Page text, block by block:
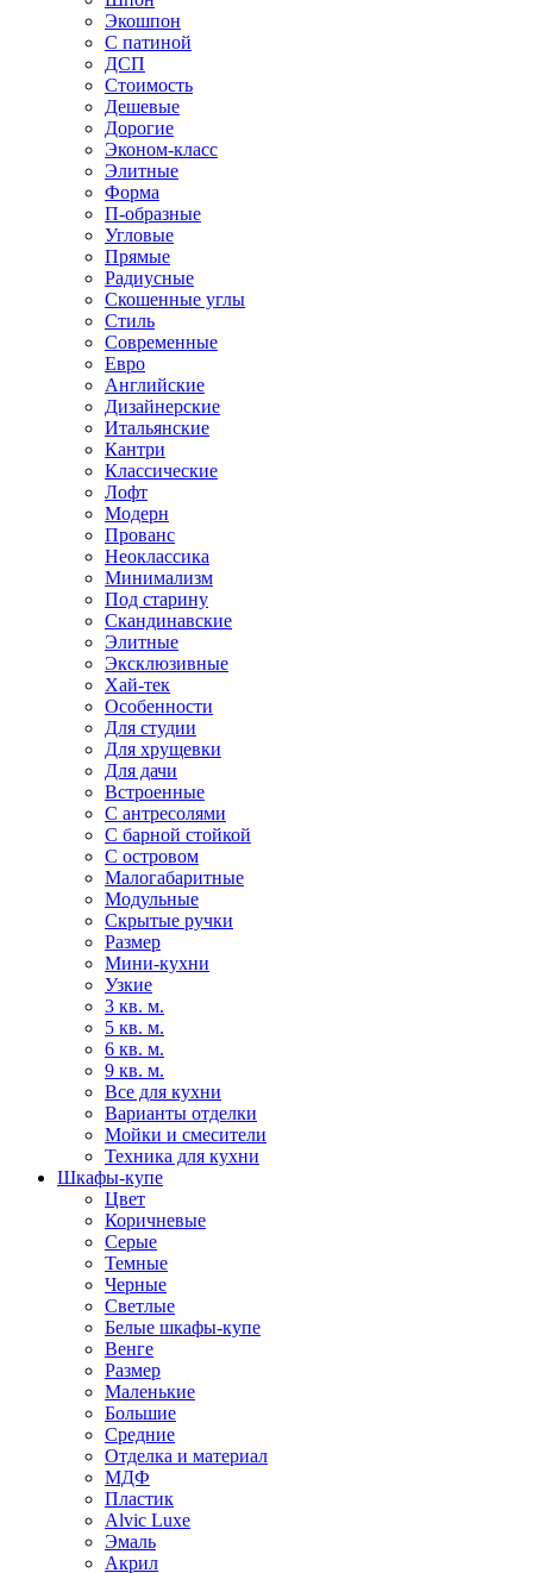
Экошпон
С патиной
ДСП
Стоимость
Дешевые
Дорогие
Эконом-класс
Элитные
Форма
П-образные
Угловые
Прямые
Радиусные
Скошенные углы
Стиль
Современные
Евро
Английские
Дизайнерские
Итальянские
Кантри
Классические
Лофт
Модерн
Прованс
Неоклассика
Минимализм
Под старину
Скандинавские
Элитные
Эксклюзивные
Хай-тек
Особенности
Для студии
Для хрущевки
Для дачи
Встроенные
С антресолями
С барной стойкой
С островом
Малогабаритные
Модульные
Скрытые ручки
Размер
Мини-кухни
Узкие
3 кв. м.
5 кв. м.
6 кв. м.
9 кв. м.
Все для кухни
Варианты отделки
Мойки и смесители
Техника для кухни
Шкафы-купе
Цвет
Коричневые
Серые
Темные
Черные
Светлые
Белые шкафы-купе
Венге
Размер
Маленькие
Большие
Средние
Отделка и материал
МДФ
Пластик
Alvic Luxe
Эмаль
Акрил